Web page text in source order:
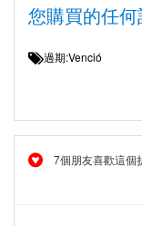
您購買的任
過期:Venció
7個朋友喜歡這個